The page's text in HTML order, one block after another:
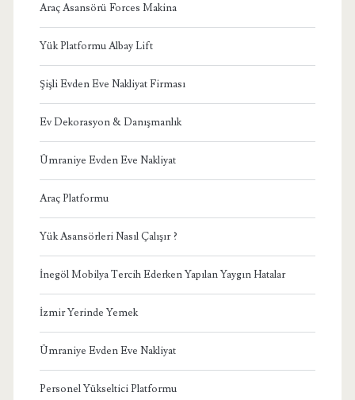
Araç Asansörü Forces Makina
Yük Platformu Albay Lift
Şişli Evden Eve Nakliyat Firması
Ev Dekorasyon & Danışmanlık
Ümraniye Evden Eve Nakliyat
Araç Platformu
Yük Asansörleri Nasıl Çalışır ?
İnegöl Mobilya Tercih Ederken Yapılan Yaygın Hatalar
İzmir Yerinde Yemek
Ümraniye Evden Eve Nakliyat
Personel Yükseltici Platformu